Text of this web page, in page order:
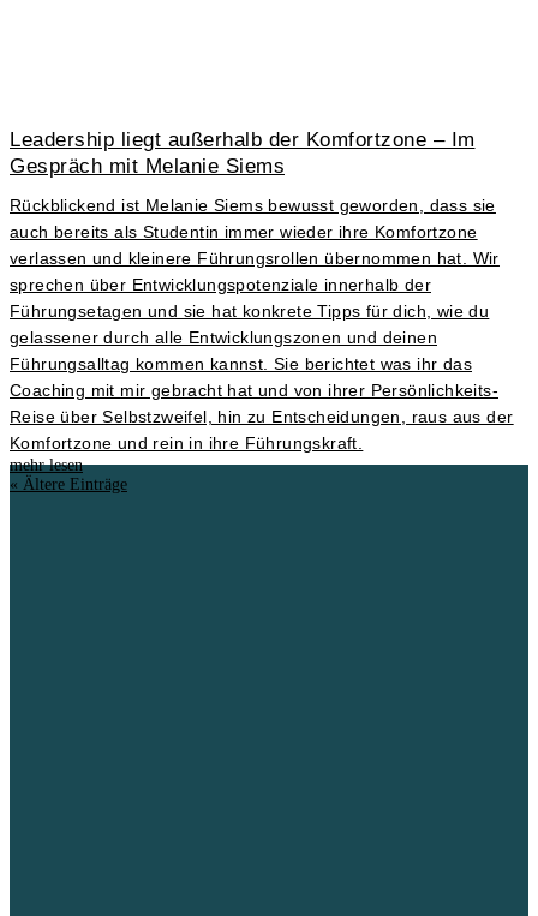
Leadership liegt außerhalb der Komfortzone – Im
Gespräch mit Melanie Siems
Rückblickend ist Melanie Siems bewusst geworden, dass sie
auch bereits als Studentin immer wieder ihre Komfortzone
verlassen und kleinere Führungsrollen übernommen hat. Wir
sprechen über Entwicklungspotenziale innerhalb der
Führungsetagen und sie hat konkrete Tipps für dich, wie du
gelassener durch alle Entwicklungszonen und deinen
Führungsalltag kommen kannst. Sie berichtet was ihr das
Coaching mit mir gebracht hat und von ihrer Persönlichkeits-
Reise über Selbstzweifel, hin zu Entscheidungen, raus aus der
Komfortzone und rein in ihre Führungskraft.
mehr lesen
« Ältere Einträge